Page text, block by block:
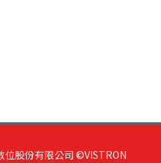
位股份有限公司 ©VISTRON